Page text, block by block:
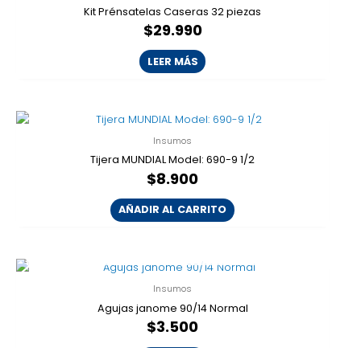
Kit Prénsatelas Caseras 32 piezas
$29.990
LEER MÁS
Insumos
Tijera MUNDIAL Model: 690-9 1/2
$8.900
AÑADIR AL CARRITO
Insumos
Agujas janome 90/14 Normal
$3.500